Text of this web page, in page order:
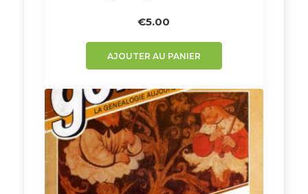
€5.00
AJOUTER AU PANIER